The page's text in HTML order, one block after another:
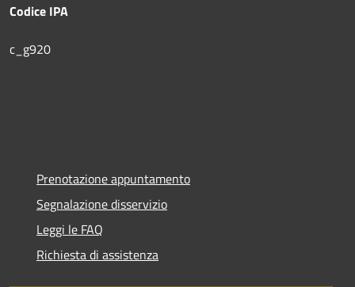
Codice IPA
c_g920
Prenotazione appuntamento
Segnalazione disservizio
Leggi le FAQ
Richiesta di assistenza